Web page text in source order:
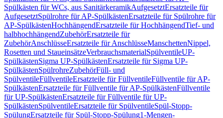
Spülkästen für WCs, aus SanitärkeramikAufgesetztErsatzteile für
AufgesetztSpülrohre für AP-SpülkästenErsatzteile für Spülrohre für
AP-SpülkästenHochhängendErsatzteile für HochhängendTief- und
halbhochhängendZubehörErsatzteile für
ZubehörAnschlüsseErsatzteile für AnschlüsseManschettenNippel,
Rosetten und StaueinsätzeVerbrauchsmaterialSpülventileUP-
SpülkästenSigma UP-SpülkästenErsatzteile für Sigma UP-
SpülkästenSpülrohreZubehörFüll- und
SpülventileFüllventileErsatzteile für FüllventileFüllventile für AP-
SpülkästenErsatzteile für Füllventile für AP-SpülkästenFüllventile
für UP-SpülkästenErsatzteile für Füllventile für UP-
SpülkästenSpülventileErsatzteile für SpülventileSpül-Stopp-
SpülungErsatzteile für Spül-Stopp-Spülung1-Mengen-